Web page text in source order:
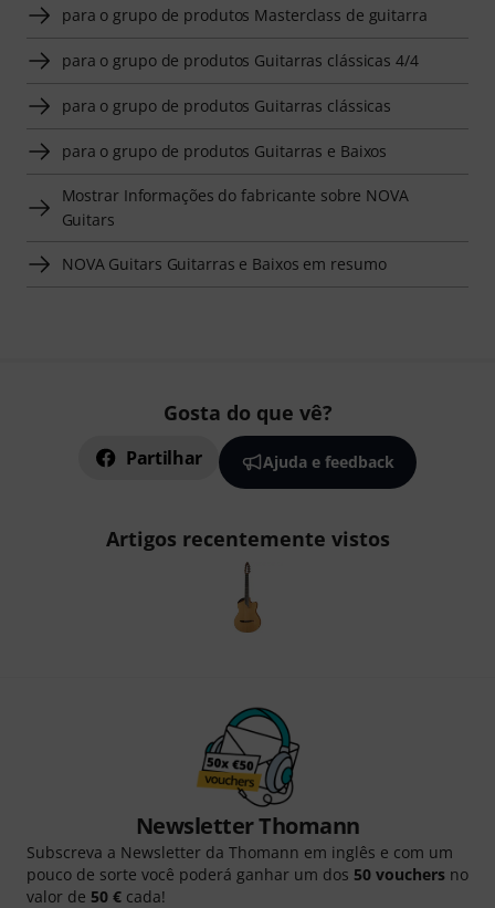
para o grupo de produtos Masterclass de guitarra
para o grupo de produtos Guitarras clássicas 4/4
para o grupo de produtos Guitarras clássicas
para o grupo de produtos Guitarras e Baixos
Mostrar Informações do fabricante sobre NOVA
Guitars
NOVA Guitars Guitarras e Baixos em resumo
Gosta do que vê?
Partilhar Ajuda e feedback
Artigos recentemente vistos
Newsletter Thomann
Subscreva a Newsletter da Thomann em inglês e com um
pouco de sorte você poderá ganhar um dos 50 vouchers no
valor de 50 € cada!